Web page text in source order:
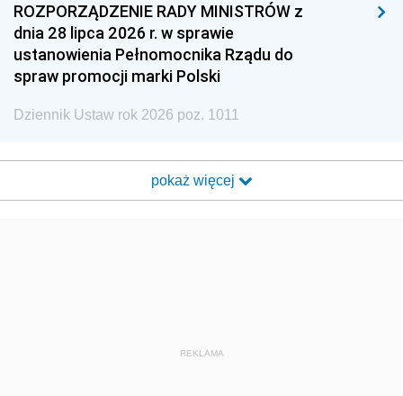
ROZPORZĄDZENIE RADY MINISTRÓW z
dnia 28 lipca 2026 r. w sprawie
ustanowienia Pełnomocnika Rządu do
spraw promocji marki Polski
Dziennik Ustaw rok 2026 poz. 1011
pokaż więcej
REKLAMA